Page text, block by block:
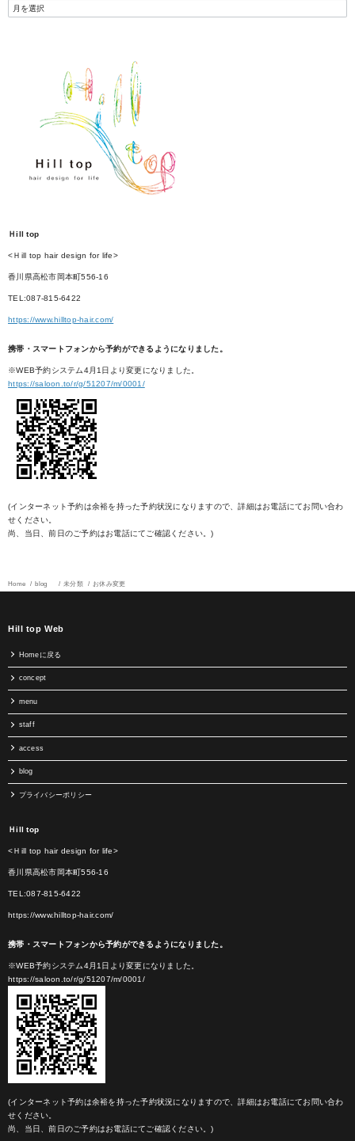
Ｈill top
<Ｈill top hair design for life>
香川県高松市岡本町556-16
TEL:087-815-6422
https://www.hilltop-hair.com/
携帯・スマートフォンから予約ができるようになりました。
※WEB予約システム4月1日より変更になりました。
https://saloon.to/r/g/51207/m/0001/
(インターネット予約は余裕を持った予約状況になりますので、詳細はお電話にてお問い合わ
せください。
尚、当日、前日のご予約はお電話にてご確認ください。)
Home blog 未分類 お休み変更
Hill top Web
Homeに戻る
concept
menu
staff
access
blog
プライバシーポリシー
Ｈill top
<Ｈill top hair design for life>
香川県高松市岡本町556-16
TEL:087-815-6422
https://www.hilltop-hair.com/
携帯・スマートフォンから予約ができるようになりました。
※WEB予約システム4月1日より変更になりました。
https://saloon.to/r/g/51207/m/0001/
(インターネット予約は余裕を持った予約状況になりますので、詳細はお電話にてお問い合わ
せください。
尚、当日、前日のご予約はお電話にてご確認ください。)